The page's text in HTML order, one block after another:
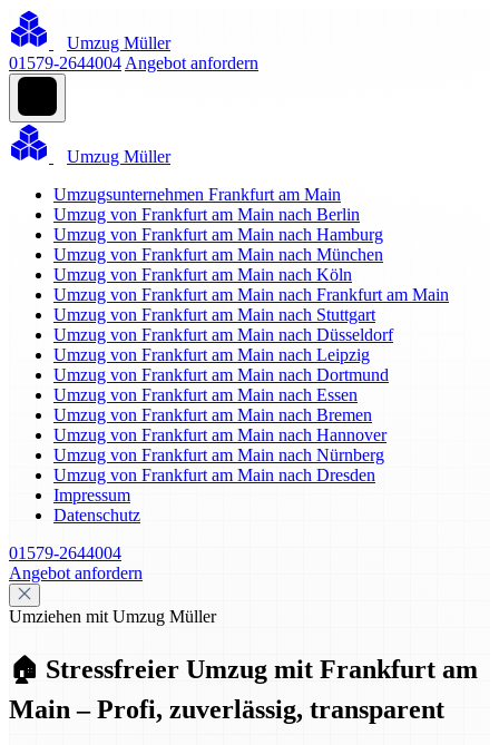
Umzug Müller
01579-2644004 Angebot anfordern
Umzug Müller
Umzugsunternehmen Frankfurt am Main
Umzug von Frankfurt am Main nach Berlin
Umzug von Frankfurt am Main nach Hamburg
Umzug von Frankfurt am Main nach München
Umzug von Frankfurt am Main nach Köln
Umzug von Frankfurt am Main nach Frankfurt am Main
Umzug von Frankfurt am Main nach Stuttgart
Umzug von Frankfurt am Main nach Düsseldorf
Umzug von Frankfurt am Main nach Leipzig
Umzug von Frankfurt am Main nach Dortmund
Umzug von Frankfurt am Main nach Essen
Umzug von Frankfurt am Main nach Bremen
Umzug von Frankfurt am Main nach Hannover
Umzug von Frankfurt am Main nach Nürnberg
Umzug von Frankfurt am Main nach Dresden
Impressum
Datenschutz
01579-2644004
Angebot anfordern
Umziehen mit Umzug Müller
🏠 Stressfreier Umzug mit Frankfurt am
Main – Profi, zuverlässig, transparent